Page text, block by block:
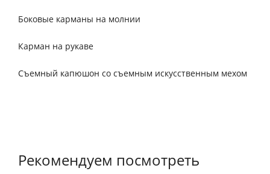
Боковые карманы на молнии
Карман на рукаве
Съемный капюшон со съемным искусственным мехом
Рекомендуем посмотреть